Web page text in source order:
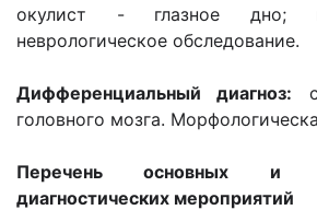
окулист - глазное дно;
неврологическое обследование.
Дифференциальный диагноз:
головного мозга.
Перечень основных и
диагностических мероприятий